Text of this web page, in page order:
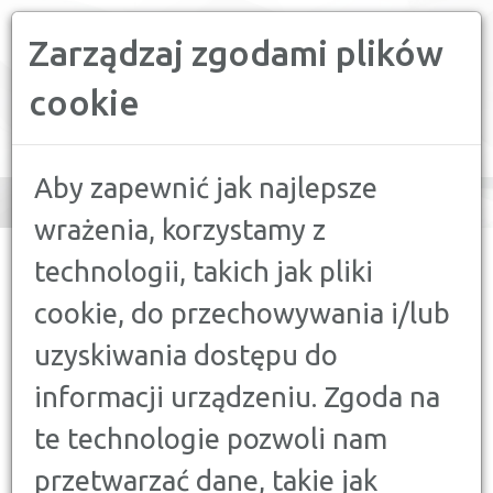
Zarządzaj zgodami plików
cookie
Aby zapewnić jak najlepsze
wrażenia, korzystamy z
technologii, takich jak pliki
cookie, do przechowywania i/lub
uzyskiwania dostępu do
informacji urządzeniu. Zgoda na
te technologie pozwoli nam
przetwarzać dane, takie jak
navigation
OSZCZĘDZAĆ PRZY NISKIM BUDŻECIE?
DORADCA KLIENTA
JAK OSZCZĘDZAĆ PRZY NISKIM
BUDŻECIE?
7 LISTOPADA 2018
Myślisz o kupnie wymarzonego samochodu,